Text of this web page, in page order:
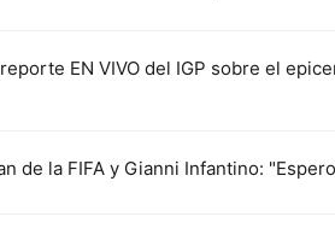
EN VIVO del IGP sobre el
de la FIFA y Gianni Infantino: